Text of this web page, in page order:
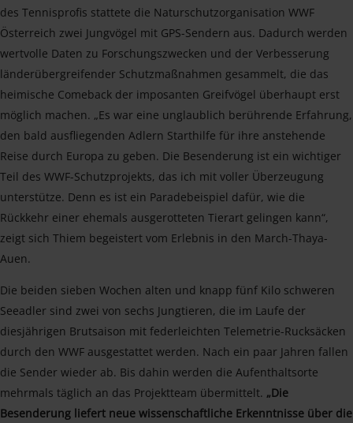
des Tennisprofis stattete die Naturschutzorganisation WWF
Österreich zwei Jungvögel mit GPS-Sendern aus. Dadurch werden
wertvolle Daten zu Forschungszwecken und der Verbesserung
länderübergreifender Schutzmaßnahmen gesammelt, die das
heimische Comeback der imposanten Greifvögel überhaupt erst
möglich machen. „Es war eine unglaublich berührende Erfahrung,
den bald ausfliegenden Adlern Starthilfe für ihre anstehende
Reise durch Europa zu geben. Die Besenderung ist ein wichtiger
Teil des WWF-Schutzprojekts, das ich mit voller Überzeugung
unterstütze. Denn es ist ein Paradebeispiel dafür, wie die
Rückkehr einer ehemals ausgerotteten Tierart gelingen kann“,
zeigt sich Thiem begeistert vom Erlebnis in den March-Thaya-
Auen.
Die beiden sieben Wochen alten und knapp fünf Kilo schweren
Seeadler sind zwei von sechs Jungtieren, die im Laufe der
diesjährigen Brutsaison mit federleichten Telemetrie-Rucksäcken
durch den WWF ausgestattet werden. Nach ein paar Jahren fallen
die Sender wieder ab. Bis dahin werden die Aufenthaltsorte
mehrmals täglich an das Projektteam übermittelt. „Die
Besenderung liefert neue wissenschaftliche Erkenntnisse über die